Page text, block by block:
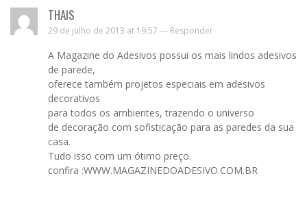
THAIS
29 de julho de 2013 at 19:57 — Responder
A Magazine do Adesivos possui os mais lindos adesivos
de parede,
oferece também projetos especiais em adesivos
decorativos
para todos os ambientes, trazendo o universo
de decoração com sofisticação para as paredes da sua
casa.
Tudo isso com um ótimo preço.
confira :WWW.MAGAZINEDOADESIVO.COM.BR